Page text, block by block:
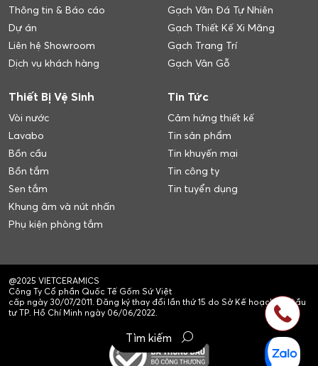
Thông tin & Báo cáo
Dự án
Liên hệ Showroom
Dịch vụ khách hàng
Gạch Vân Đá Tự Nhiên
Gạch Thiết Kế Xi Măng
Gạch Trang Trí
Gạch Vân Gỗ
Thiết Bị Vệ Sinh
Vòi nước
Lavabo
Bồn cầu
Bồn tắm
Sen tắm
Khung âm và nút nhấn
Phụ kiện phòng tắm
Tin Tức
Cảm hứng thiết kế
Tin sản phẩm
Tin khuyến mại
Tin công ty
Tin tuyển dụng
@2025 VIETCERAMICS
Công Ty Cổ phần Quốc Tế Gốm Sứ Việt
cấp ngày 30/07/2011. Đăng ký thay đổi lần thứ 15 do Sở Kế hoạch và Đầu
tư TP. Hồ Chí Minh ngày 06/06/2022.
Tìm kiếm